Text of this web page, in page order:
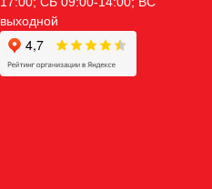
выходной